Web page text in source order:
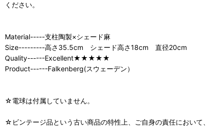
ください。
Material-----支柱陶製×シェード麻
Size---------高さ35.5cm シェード高さ18cm 直径20cm
Quality------Excellent★★★★★
Product------Falkenberg(スウェーデン）
☆電球は付属していません。
☆ビンテージ品という古い商品の特性上、ご自身の責任において、